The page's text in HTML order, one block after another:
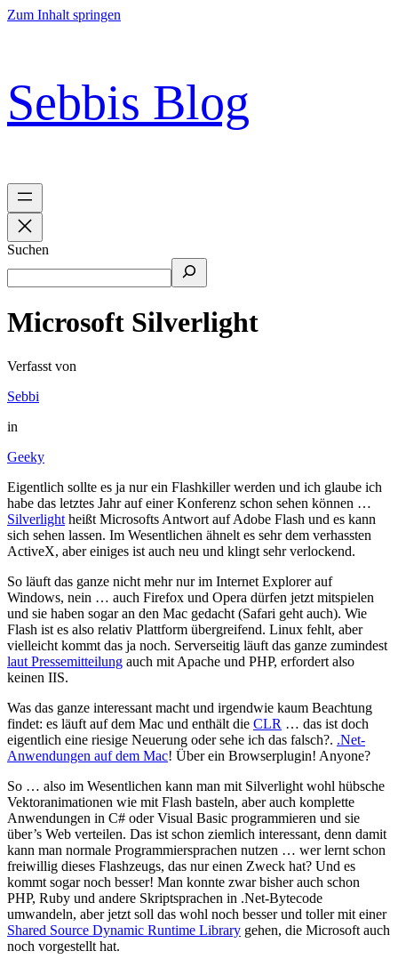
Zum Inhalt springen
Sebbis Blog
Suchen
Microsoft Silverlight
Verfasst von
Sebbi
in
Geeky
Eigentlich sollte es ja nur ein Flashkiller werden und ich glaube ich
habe das letztes Jahr auf einer Konferenz schon sehen können …
Silverlight heißt Microsofts Antwort auf Adobe Flash und es kann
sich sehen lassen. Im Wesentlichen ähnelt es sehr dem verhassten
ActiveX, aber einiges ist auch neu und klingt sehr verlockend.
So läuft das ganze nicht mehr nur im Internet Explorer auf
Windows, nein … auch Firefox und Opera dürfen jetzt mitspielen
und sie haben sogar an den Mac gedacht (Safari geht auch). Wie
Flash ist es also relativ Plattform übergreifend. Linux fehlt, aber
vielleicht kommt das ja noch. Serverseitig läuft das ganze zumindest
laut Pressemitteilung auch mit Apache und PHP, erfordert also
keinen IIS.
Was das ganze interessant macht und irgendwie kaum Beachtung
findet: es läuft auf dem Mac und enthält die CLR … das ist doch
eigentlich eine riesige Neuerung oder sehe ich das falsch?. .Net-
Anwendungen auf dem Mac! Über ein Browserplugin! Anyone?
So … also im Wesentlichen kann man mit Silverlight wohl hübsche
Vektoranimationen wie mit Flash basteln, aber auch komplette
Anwendungen in C# oder Visual Basic programmieren und sie
über’s Web verteilen. Das ist schon ziemlich interessant, denn damit
kann man normale Programmiersprachen nutzen … wer lernt schon
freiwillig dieses Flashzeugs, das nur einen Zweck hat? Und es
kommt sogar noch besser! Man konnte zwar bisher auch schon
PHP, Ruby und andere Skriptsprachen in .Net-Bytecode
umwandeln, aber jetzt soll das wohl noch besser und toller mit einer
Shared Source Dynamic Runtime Library gehen, die Microsoft auch
noch vorgestellt hat.